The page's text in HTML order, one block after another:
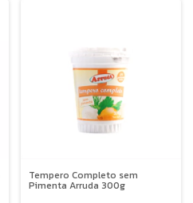
Tempero Completo sem
Pimenta Arruda 300g